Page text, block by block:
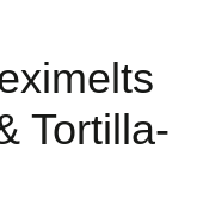
Tortilla-